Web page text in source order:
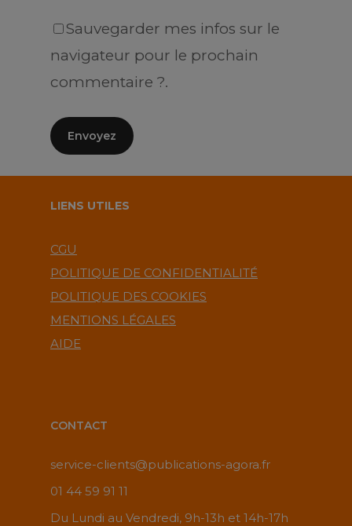
Sauvegarder mes infos sur le
navigateur pour le prochain
commentaire ?.
LIENS UTILES
CGU
POLITIQUE DE CONFIDENTIALITÉ
POLITIQUE DES COOKIES
MENTIONS LÉGALES
AIDE
CONTACT
service-clients@publications-agora.fr
01 44 59 91 11
Du Lundi au Vendredi, 9h-13h et 14h-17h